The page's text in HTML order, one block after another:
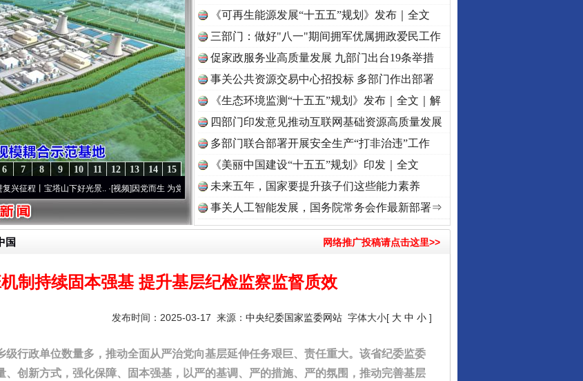
15
14
13
12
11
10
9
8
7
6
塔山下好光景..·[视频]因党而生 为党而战——百年“纪”事⑧加强纪律.. ·[视频]牢记初心使命 奋进复兴征程丨“转折之城”激荡..
《可再生能源发展“十五五”规划》发布｜全文
三部门：做好"八一"期间拥军优属拥政爱民工作
促家政服务业高质量发展 九部门出台19条举措
事关公共资源交易中心招投标 多部门作出部署
《生态环境监测“十五五”规划》发布｜全文｜解
读
四部门印发意见推动互联网基础资源高质量发展
多部门联合部署开展安全生产“打非治违”工作
《美丽中国建设“十五五”规划》印发｜全文
未来五年，国家要提升孩子们这些能力素养
事关人工智能发展，国务院常务会作最新部署⇒
国 网络推广投稿请点击这里>>
制持续固本强基 提升基层纪检监察监督质效
发布时间：2025-03-17 来源： 中央纪委国家监委网站 字体大小[ 大 中 小 ]
政单位数量多，推动全面从严治党向基层延伸任务艰巨、责任重大。该省纪委监委
创新方式，强化保障、固本强基，以严的基调、严的措施、严的氛围，推动完善基层